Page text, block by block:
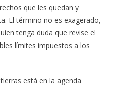
que les quedan y
El término no es exagerado,
tenga duda que revise el
límites impuestos a los
está en la agenda